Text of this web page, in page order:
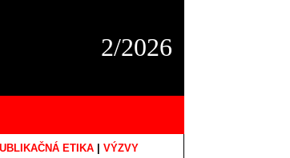
2/2026
ETIKA VÝZVY